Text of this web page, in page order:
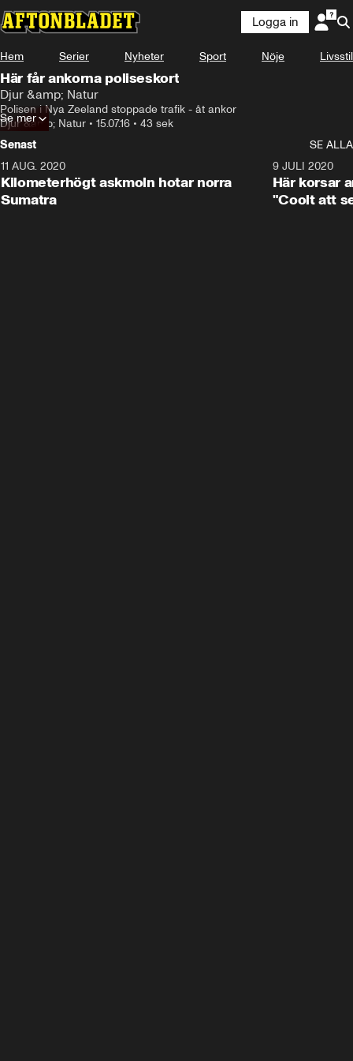
Logga in
Hem Serier Nyheter Sport Nöje Livsstil
Här får ankorna poliseskort
Djur &amp; Natur
Polisen i Nya Zeeland stoppade trafik - åt ankor
Djur &amp; Natur • 15.07.16 • 43 sek
Se mer
Senast
SE ALLA
11 AUG. 2020
Kilometerhögt askmoln hotar norra
Sumatra
9 JULI 2020
Här korsar
"Coolt att